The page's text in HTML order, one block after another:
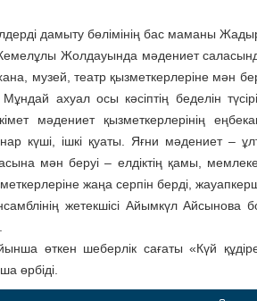
дамыту бөлімінің бас маманы
Жолдауында мәдениет саласында
музей, театр қызметкерлеріне мән
ахуал осы кәсіптің беделін
мәдениет қызметкерлерінің
күші, ішкі қуаты. Яғни мәдениет –
мән беруі – елдіктің қамы,
жаңа серпін берді,
жетекшісі Айымкүл Айсынова
өткен шеберлік сағаты «Күй
өрбіді.